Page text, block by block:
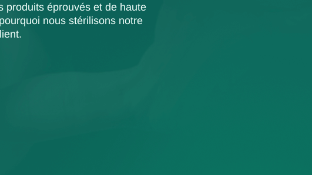
produits éprouvés et de haute
nous stérilisons notre